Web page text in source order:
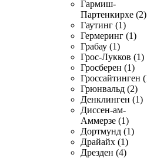
Гармиш-
Партенкирхе (2)
Гаутинг (1)
Гермеринг (1)
Грабау (1)
Грос-Лукков (1)
Гросберен (1)
Гроссайтинген
Грюнвальд (2)
Денклинген (1)
Диссен-ам-
Аммерзе (1)
Дортмунд (1)
Драйайх (1)
Дрезден (4)